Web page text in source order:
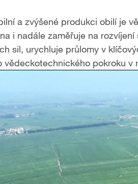
a zvýšené produkci obilí je
i nadále zaměřuje na
sil, urychluje průlomy v
vědeckotechnického pokroku v